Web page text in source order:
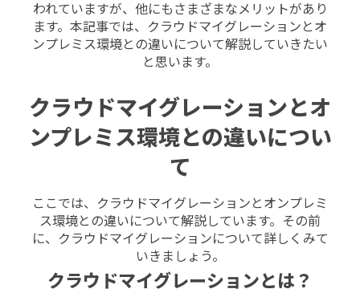
われていますが、他にもさまざまなメリットがあり
ます。 本記事では、クラウドマイグレーションとオ
ンプレミス環境との違いについて解説していきたい
と思います。
クラウドマイグレーションとオ
ンプレミス環境との違いについ
て
ここでは、クラウドマイグレーションとオンプレミ
ス環境との違いについて解説しています。その前
に、
クラウドマイグレーションについて詳しくみて
いきましょう。
クラウドマイグレーションとは？